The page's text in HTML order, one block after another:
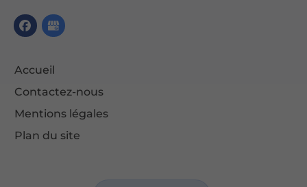
Accueil
Contactez-nous
Mentions légales
Plan du site